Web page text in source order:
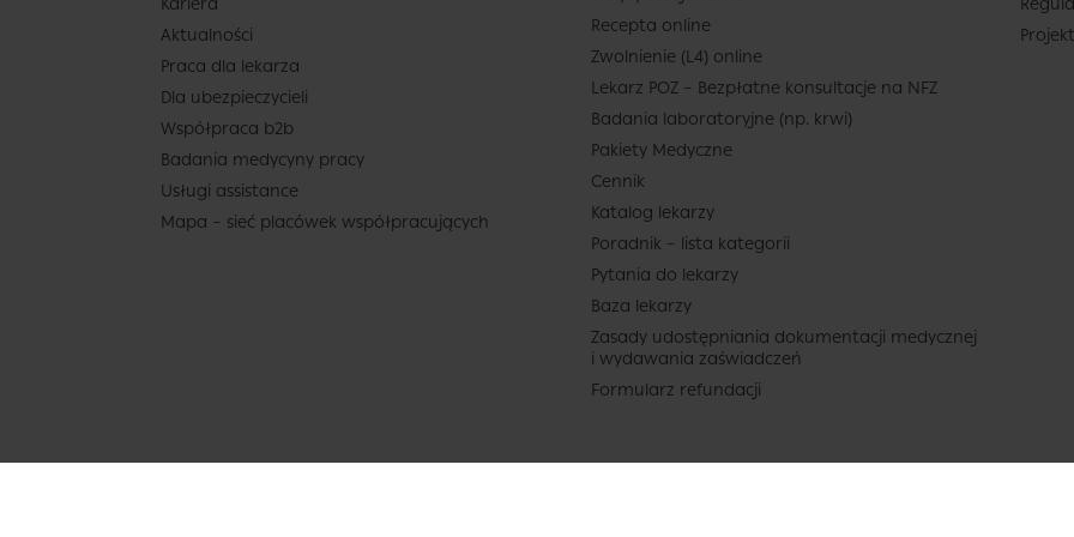
Kariera
Aktualności
Praca dla lekarza
Dla ubezpieczycieli
Współpraca b2b
Badania medycyny pracy
Usługi assistance
Mapa – sieć placówek współpracujących
Recepta online
Zwolnienie (L4) online
Lekarz POZ – Bezpłatne konsultacje na NFZ
Badania laboratoryjne (np. krwi)
Pakiety Medyczne
Cennik
Katalog lekarzy
Poradnik – lista kategorii
Pytania do lekarzy
Baza lekarzy
Zasady udostępniania dokumentacji medycznej
i wydawania zaświadczeń
Formularz refundacji